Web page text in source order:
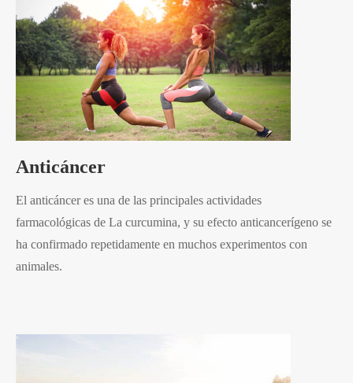
Anticáncer
El anticáncer es una de las principales actividades
farmacológicas de La curcumina, y su efecto anticancerígeno se
ha confirmado repetidamente en muchos experimentos con
animales.